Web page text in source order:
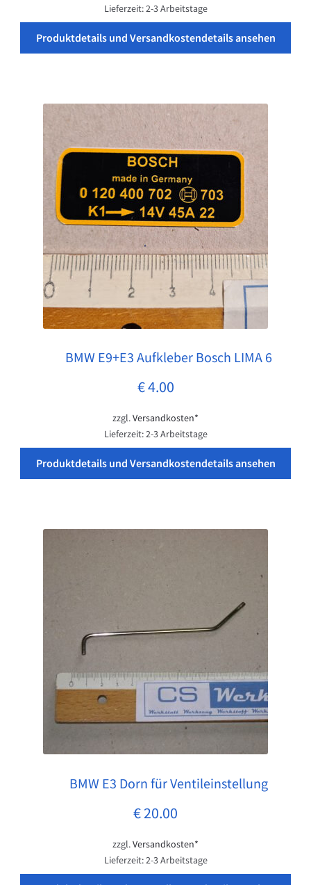
Lieferzeit:2-3 Arbeitstage
Produktdetails und Versandkostendetails ansehen
BMW E9+E3 Aufkleber Bosch LIMA 6
€4.00
zzgl.Versandkosten*
Lieferzeit:2-3 Arbeitstage
Produktdetails und Versandkostendetails ansehen
BMW E3 Dorn für Ventileinstellung
€20.00
zzgl.Versandkosten*
Lieferzeit:2-3 Arbeitstage